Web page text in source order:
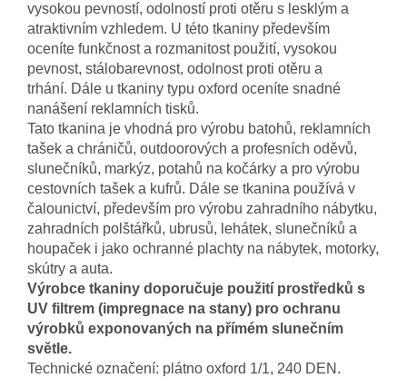
vysokou pevností, odolností proti otěru s lesklým a
atraktivním vzhledem. U této tkaniny především
oceníte funkčnost a rozmanitost použití, vysokou
pevnost, stálobarevnost, odolnost proti otěru a
trhání. Dále u tkaniny typu oxford oceníte snadné
nanášení reklamních tisků.
Tato tkanina je vhodná pro výrobu batohů, reklamních
tašek a chráničů, outdoorových a profesních oděvů,
slunečníků, markýz, potahů na kočárky a pro výrobu
cestovních tašek a kufrů. Dále se tkanina používá v
čalounictví, především pro výrobu zahradního nábytku,
zahradních polštářků, ubrusů, lehátek, slunečníků a
houpaček i jako ochranné plachty na nábytek, motorky,
skútry a auta.
Výrobce tkaniny doporučuje použití prostředků s
UV filtrem (impregnace na stany) pro ochranu
výrobků exponovaných na přímém slunečním
světle.
Technické označení: plátno oxford 1/1, 240 DEN.